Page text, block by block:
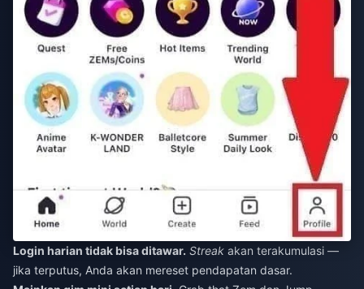
Login harian tidak bisa ditawar. Streak akan terakumulasi —
jika terputus, Anda akan mereset pendapatan dasar.